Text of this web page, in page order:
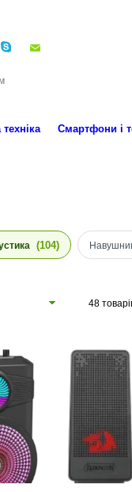
Смартфони і
(104)
48